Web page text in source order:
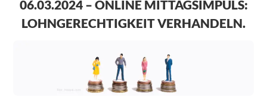
06.03.2024 – ONLINE MITTAGSIMPULS:
LOHNGERECHTIGKEIT VERHANDELN.